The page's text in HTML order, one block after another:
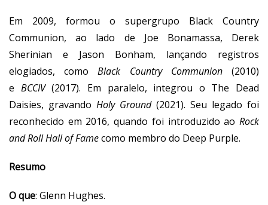
Em 2009, formou o supergrupo Black Country
Communion, ao lado de Joe Bonamassa, Derek
Sherinian e Jason Bonham, lançando registros
elogiados, comoBlack Country Communion(2010)
e BCCIV(2017). Em paralelo, integrou o The Dead
Daisies, gravando Holy Ground(2021). Seu legado foi
reconhecido em 2016, quando foi introduzido ao Rock
and Roll Hall of Famecomo membro do Deep Purple.
Resumo
O que: Glenn Hughes.